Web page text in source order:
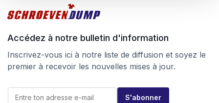
Accédez à notre bulletin d'information
Inscrivez-vous ici à notre liste de diffusion et soyez le
premier à recevoir les nouvelles mises à jour.
E
S'abonner